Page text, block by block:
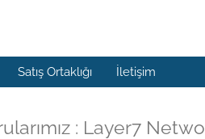
Satış Ortaklığı İletişim
: Layer7